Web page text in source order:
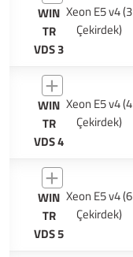
WIN
TR
VDS 3
Xeon E5 v4 (3
Çekirdek)
WIN
TR
VDS 4
Xeon E5 v4 (4
Çekirdek)
WIN
TR
VDS 5
Xeon E5 v4 (6
Çekirdek)